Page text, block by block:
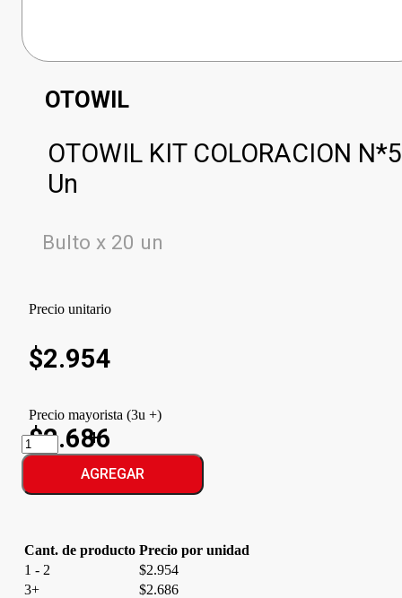
OTOWIL
OTOWIL KIT COLORACION
Un
Bulto x 20 un
Precio unitario
$2.954
Precio mayorista (3u +)
$2.686
OTOWIL
KIT
COLORACION
cantidad
AGREGAR
Cant. de producto Precio por unidad
1 - 2
$2.954
3+
$2.686